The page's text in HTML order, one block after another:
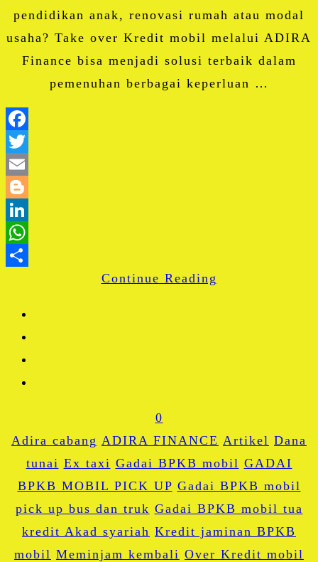
pendidikan anak, renovasi rumah atau modal
usaha? Take over Kredit mobil melalui ADIRA
Finance bisa menjadi solusi terbaik dalam
pemenuhan berbagai keperluan …
Share
Continue Reading
0
Adira cabang ADIRA FINANCE Artikel Dana
tunai Ex taxi Gadai BPKB mobil GADAI
BPKB MOBIL PICK UP Gadai BPKB mobil
pick up bus dan truk Gadai BPKB mobil tua
kredit Akad syariah Kredit jaminan BPKB
mobil Meminjam kembali Over Kredit mobil